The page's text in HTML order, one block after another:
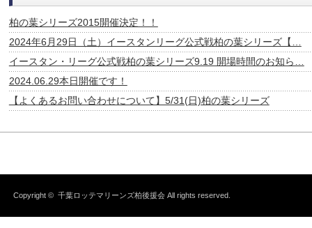
柏の葉シリーズ2015開催決定！！
2024年6月29日（土）イースタンリーグ公式戦柏の葉シリーズ【…
イースタン・リーグ公式戦柏の葉シリーズ9.19 開場時間のお知ら…
2024.06.29本日開催です！
【よくあるお問い合わせについて】5/31(日)柏の葉シリーズ
Copyright ©千葉ロッテマリーンズ柏後援会 All rights reserved.